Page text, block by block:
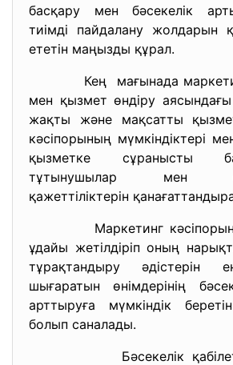
басқару мен бәсекелік
тиімді пайдалану жолдарын
ететін маңызды құрал.
Кең мағынада
мен қызмет өндіру
жақты және мақсатты
кәсіпорының мүмкіндіктері
қызметке сұранысты
тұтынушылар мен
қажеттіліктерін
Маркетинг
ұдайы жетілдіріп оның
тұрақтандыру әдістерін
шығаратын өнімдерінің
арттыруға мүмкіндік
болып саналады.
Бәсекелік қабілетті